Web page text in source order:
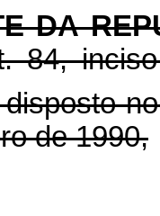
DA
84,
disposto
de 1990,